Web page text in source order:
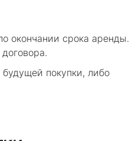
окончании срока аренды.
покупки, либо